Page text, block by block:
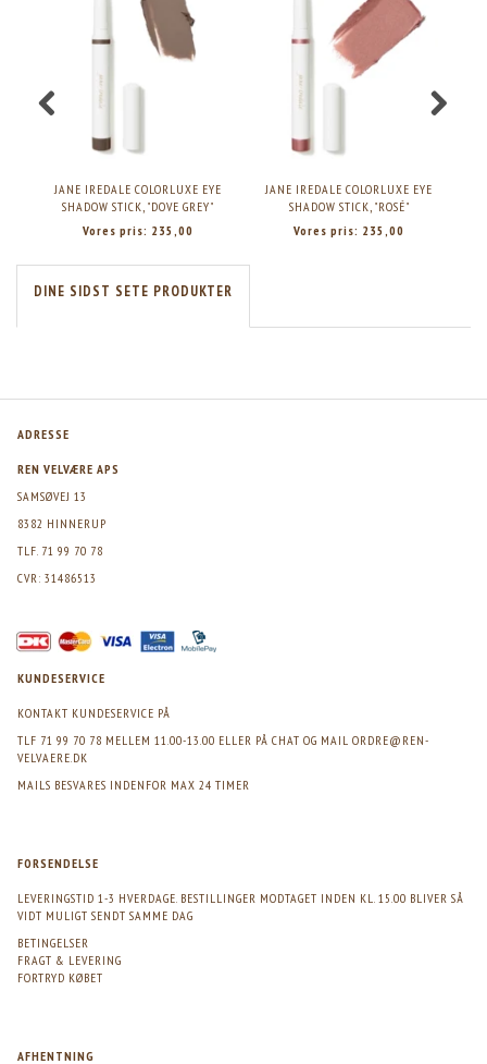
JANE IREDALE COLORLUXE EYE
SHADOW STICK, "DOVE GREY"
Vores pris: 235,00
JANE IREDALE COLORLUXE EYE
SHADOW STICK, "ROSÉ"
Vores pris: 235,00
DINE SIDST SETE PRODUKTER
ADRESSE
REN VELVÆRE APS
SAMSØVEJ 13
8382 HINNERUP
TLF. 71 99 70 78
CVR: 31486513
KUNDESERVICE
KONTAKT KUNDESERVICE PÅ
TLF 71 99 70 78 MELLEM 11.00-13.00 ELLER PÅ CHAT OG MAIL ORDRE@REN-
VELVAERE.DK
MAILS BESVARES INDENFOR MAX 24 TIMER
FORSENDELSE
LEVERINGSTID 1-3 HVERDAGE. BESTILLINGER MODTAGET INDEN KL. 15.00 BLIVER SÅ
VIDT MULIGT SENDT SAMME DAG
BETINGELSER
FRAGT & LEVERING
FORTRYD KØBET
AFHENTNING